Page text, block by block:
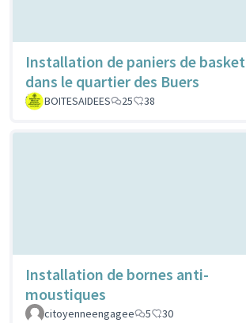
Installation de paniers de basket
dans le quartier des Buers
BOITESAIDEES 25 38
Installation de bornes anti-
moustiques
citoyenneengagee 5 30